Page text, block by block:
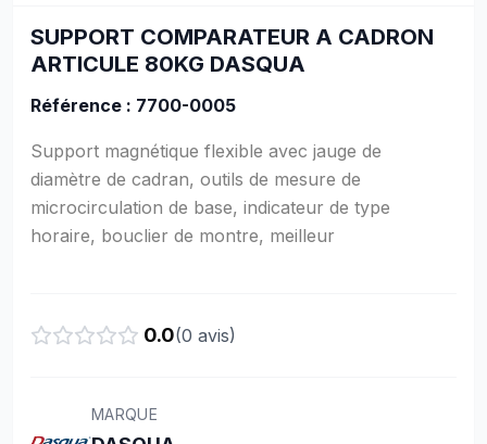
SUPPORT COMPARATEUR A CADRON
ARTICULE 80KG DASQUA
Référence : 7700-0005
Support magnétique flexible avec jauge de
diamètre de cadran, outils de mesure de
microcirculation de base, indicateur de type
horaire, bouclier de montre, meilleur
0.0(0 avis)
MARQUE